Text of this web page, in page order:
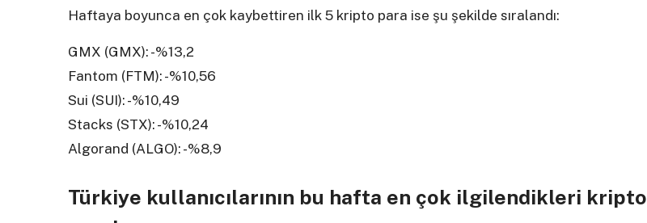
Haftaya boyunca en çok kaybettiren ilk 5 kripto para ise şu şekilde sıralandı:
GMX (GMX): -%13,2
Fantom (FTM): -%10,56
Sui (SUI): -%10,49
Stacks (STX): -%10,24
Algorand (ALGO): -%8,9
Türkiye kullanıcılarının bu hafta en çok ilgilendikleri kripto